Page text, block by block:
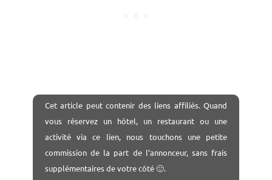
Cetarticle peut contenir des liens affiliés. Quand
vous réservez un hôtel, un restaurant ou une
activité via ce lien, nous touchons une petite
commission de la part de l’annonceur, sans frais
supplémentaires de votre côté 🙂.